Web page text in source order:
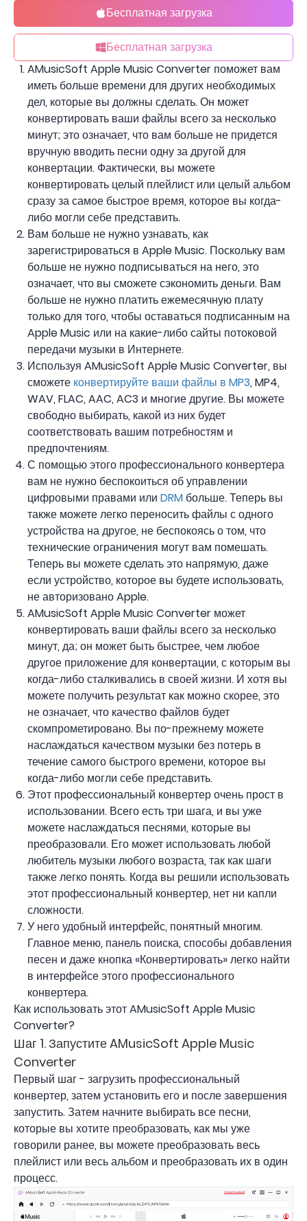
Бесплатная загрузка
Бесплатная загрузка
AMusicSoft Apple Music Converter поможет вам
иметь больше времени для других необходимых
дел, которые вы должны сделать. Он может
конвертировать ваши файлы всего за несколько
минут; это означает, что вам больше не придется
вручную вводить песни одну за другой для
конвертации. Фактически, вы можете
конвертировать целый плейлист или целый альбом
сразу за самое быстрое время, которое вы когда-
либо могли себе представить.
Вам больше не нужно узнавать, как
зарегистрироваться в Apple Music. Поскольку вам
больше не нужно подписываться на него, это
означает, что вы сможете сэкономить деньги. Вам
больше не нужно платить ежемесячную плату
только для того, чтобы оставаться подписанным на
Apple Music или на какие-либо сайты потоковой
передачи музыки в Интернете.
Используя AMusicSoft Apple Music Converter, вы
сможете конвертируйте ваши файлы в MP3, MP4,
WAV, FLAC, AAC, AC3 и многие другие. Вы можете
свободно выбирать, какой из них будет
соответствовать вашим потребностям и
предпочтениям.
С помощью этого профессионального конвертера
вам не нужно беспокоиться об управлении
цифровыми правами или DRM больше. Теперь вы
также можете легко переносить файлы с одного
устройства на другое, не беспокоясь о том, что
технические ограничения могут вам помешать.
Теперь вы можете сделать это напрямую, даже
если устройство, которое вы будете использовать,
не авторизовано Apple.
AMusicSoft Apple Music Converter может
конвертировать ваши файлы всего за несколько
минут, да; он может быть быстрее, чем любое
другое приложение для конвертации, с которым вы
когда-либо сталкивались в своей жизни. И хотя вы
можете получить результат как можно скорее, это
не означает, что качество файлов будет
скомпрометировано. Вы по-прежнему можете
наслаждаться качеством музыки без потерь в
течение самого быстрого времени, которое вы
когда-либо могли себе представить.
Этот профессиональный конвертер очень прост в
использовании. Всего есть три шага, и вы уже
можете наслаждаться песнями, которые вы
преобразовали. Его может использовать любой
любитель музыки любого возраста, так как шаги
также легко понять. Когда вы решили использовать
этот профессиональный конвертер, нет ни капли
сложности.
У него удобный интерфейс, понятный многим.
Главное меню, панель поиска, способы добавления
песен и даже кнопка «Конвертировать» легко найти
в интерфейсе этого профессионального
конвертера.
Как использовать этот AMusicSoft Apple Music
Converter?
Шаг 1. Запустите AMusicSoft Apple Music
Converter
Первый шаг - загрузить профессиональный
конвертер, затем установить его и после завершения
запустить. Затем начните выбирать все песни,
которые вы хотите преобразовать, как мы уже
говорили ранее, вы можете преобразовать весь
плейлист или весь альбом и преобразовать их в один
процесс.